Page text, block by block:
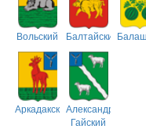
Вольский Балтайский
АркадакскийАлександрово-
Гайский